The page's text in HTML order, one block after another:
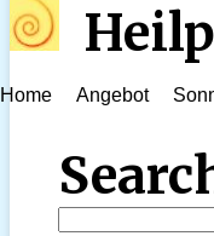
Home Angebot